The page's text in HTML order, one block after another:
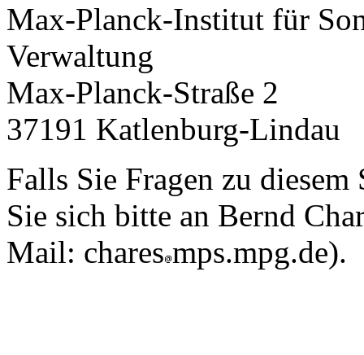
Max-Planck-Institut für
Verwaltung
Max-Planck-Straße 2
37191 Katlenburg-Lindau
Falls Sie Fragen zu
Sie sich bitte an Bernd
Mail: chares mps.mpg.de).